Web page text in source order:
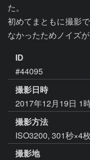
た。
初めてまともに撮影
なかったためノイズ
ID
#44095
撮影日時
2017年12月19日 1
撮影方法
ISO3200, 301秒×4枚
撮影地